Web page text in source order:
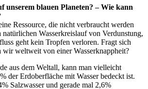
unserem blauen Planeten? – Wie kann
Ressource, die nicht verbraucht werden
Wasserkreislauf von Verdunstung,
geht kein Tropfen verloren. Fragt sich
wir weltweit von einer Wasserknappheit?
aus dem Weltall, kann man vielleicht
der Erdoberfläche mit Wasser bedeckt ist.
Salzwasser und gerade mal 2,6%